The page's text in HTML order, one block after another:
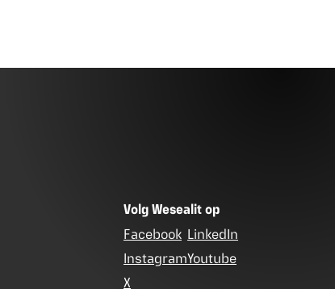
Volg Wesealit op
Facebook
Instagram
X
LinkedIn
Youtube